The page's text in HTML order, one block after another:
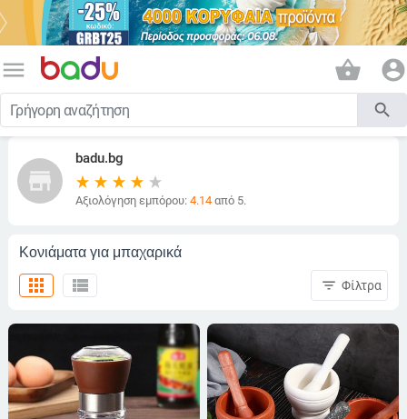
menu shopping_basket account_circle
search
store
badu.bg
Αξιολόγηση εμπόρου: 4.14από 5.
Κονιάματα για μπαχαρικά
view_list
apps filter_list Φίλτρα